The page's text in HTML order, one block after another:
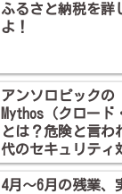
ふるさと納税を詳
よ！
アンソロピックの
Mythos（クロード
とは？危険と言わ
代のセキュリティ
4月～6月の残業、